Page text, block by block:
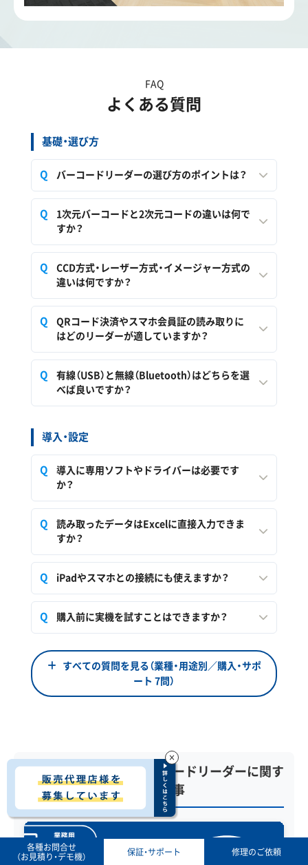
×
各種お問合せ
（お見積り・デモ機）
保証・サポート 修理のご依頼
よくある質問
FAQ
基礎・選び方
バーコードリーダーの選び方のポイントは？
1次元バーコードと2次元コードの違いは何で
すか？
CCD方式・レーザー方式・イメージャー方式の
違いは何ですか？
QRコード決済やスマホ会員証の読み取りに
はどのリーダーが適していますか？
有線（USB）と無線（Bluetooth）はどちらを選
べば良いですか？
導入・設定
導入に専用ソフトやドライバーは必要です
か？
読み取ったデータはExcelに直接入力できま
すか？
iPadやスマホとの接続にも使えますか？
購入前に実機を試すことはできますか？
すべての質問を見る（業種・用途別／購入・サポ
ート 7問）
バーコードリーダー・QRコードリーダーに関す
る最新記事